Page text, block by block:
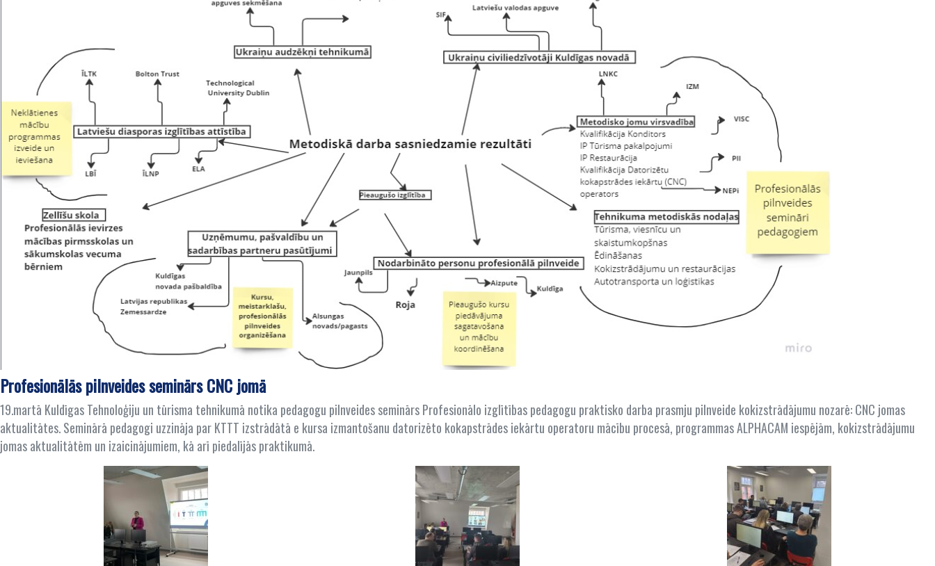
Profesionālās pilnveides seminārs CNC jomā
19.martā Kuldīgas Tehnoloģiju un tūrisma tehnikumā notika pedagogu pilnveides seminārs Profesionālo izglītības pedagogu praktisko darba prasmju pilnveide kokizstrādājumu nozarē: CNC jomas
aktualitātes. Seminārā pedagogi uzzināja par KTTT izstrādātā e kursa izmantošanu datorizēto kokapstrādes iekārtu operatoru mācību procesā, programmas ALPHACAM iespējām, kokizstrādājumu
jomas aktualitātēm un izaicinājumiem, kā arī piedalījās praktikumā.